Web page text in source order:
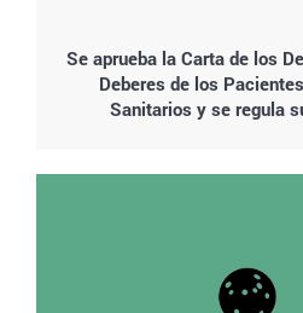
Se aprueba la Carta de los
Deberes de los
Sanitarios y se regula